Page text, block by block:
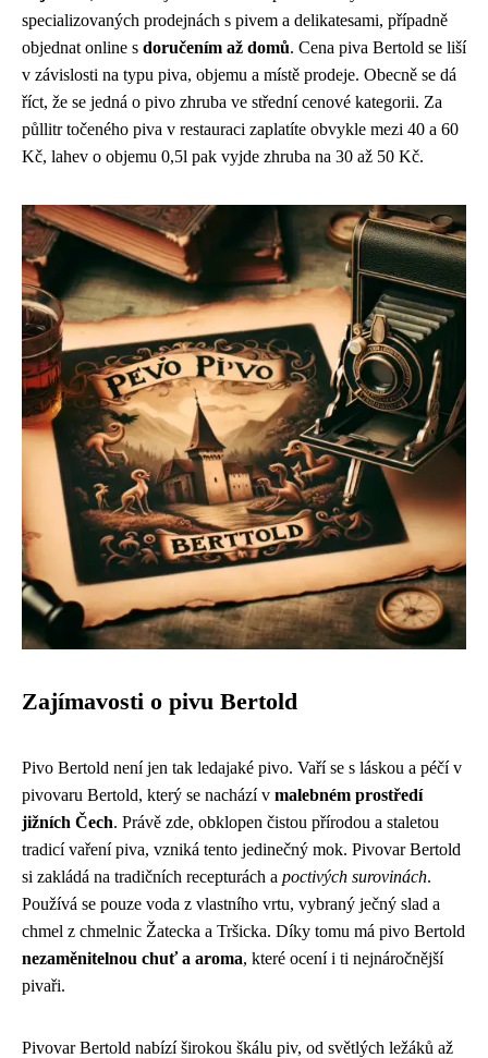
specializovaných prodejnách s pivem a delikatesami, případně
objednat online s doručením až domů. Cena piva Bertold se liší
v závislosti na typu piva, objemu a místě prodeje. Obecně se dá
říct, že se jedná o pivo zhruba ve střední cenové kategorii. Za
půllitr točeného piva v restauraci zaplatíte obvykle mezi 40 a 60
Kč, lahev o objemu 0,5l pak vyjde zhruba na 30 až 50 Kč.
Zajímavosti o pivu Bertold
Pivo Bertold není jen tak ledajaké pivo. Vaří se s láskou a péčí v
pivovaru Bertold, který se nachází v malebném prostředí
jižních Čech. Právě zde, obklopen čistou přírodou a staletou
tradicí vaření piva, vzniká tento jedinečný mok. Pivovar Bertold
si zakládá na tradičních recepturách a poctivých surovinách.
Používá se pouze voda z vlastního vrtu, vybraný ječný slad a
chmel z chmelnic Žatecka a Tršicka. Díky tomu má pivo Bertold
nezaměnitelnou chuť a aroma, které ocení i ti nejnáročnější
pivaři.
Pivovar Bertold nabízí širokou škálu piv, od světlých ležáků až